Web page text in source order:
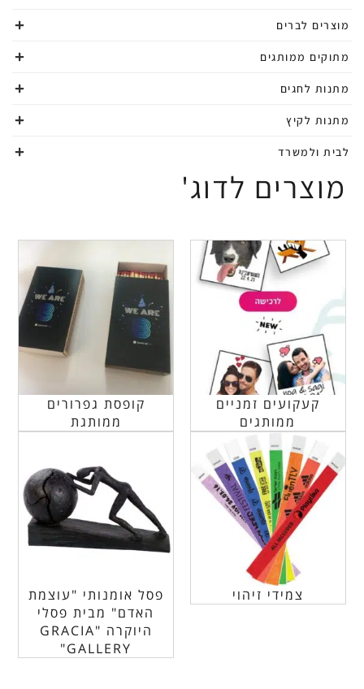
מוצרים לברים
מתוקים ממותגים
מתנות לחגים
מתנות לקיץ
לבית ולמשרד
מוצרים לדוג'
קעקועים זמניים
ממותגים
קופסת גפרורים
ממותגת
צמידי זיהוי
פסל אומנותי "עוצמת
האדם" מבית פסלי
היוקרה "GRACIA
GALLERY"